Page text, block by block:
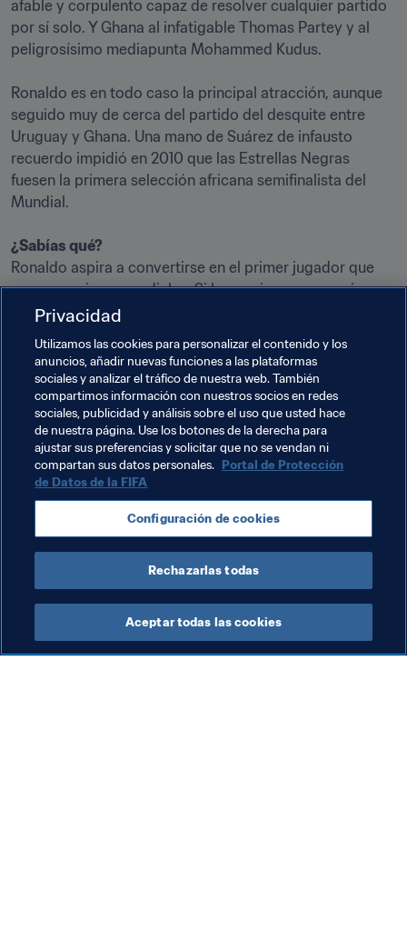
afable y corpulento capaz de resolver cualquier partido
por sí solo. Y Ghana al infatigable Thomas Partey y al
peligrosísimo mediapunta Mohammed Kudus.
Ronaldo es en todo caso la principal atracción, aunque
seguido muy de cerca del partido del desquite entre
Uruguay y Ghana. Una mano de Suárez de infausto
recuerdo impidió en 2010 que las Estrellas Negras
fuesen la primera selección africana semifinalista del
Mundial.
¿Sabías qué?
Ronaldo aspira a convertirse en el primer jugador que
marca en cinco mundiales. Si lo consigue, superará a
astros como Miroslav Klose, Obdulio Varela,
anotador más veterano de la historia del torneo, por
detrás de Roger Milla.
Temas relacionados
Copa Mundial de la FIFA Catar 2022™
Privacidad
Utilizamos las cookies para personalizar el contenido y los
anuncios, añadir nuevas funciones a las plataformas
sociales y analizar el tráfico de nuestra web. También
compartimos información con nuestros socios en redes
sociales, publicidad y análisis sobre el uso que usted hace
de nuestra página. Use los botones de la derecha para
ajustar sus preferencias y solicitar que no se vendan ni
compartan sus datos personales. Portal de Protección
de Datos de la FIFA
Configuración de cookies
Rechazarlas todas
Aceptar todas las cookies